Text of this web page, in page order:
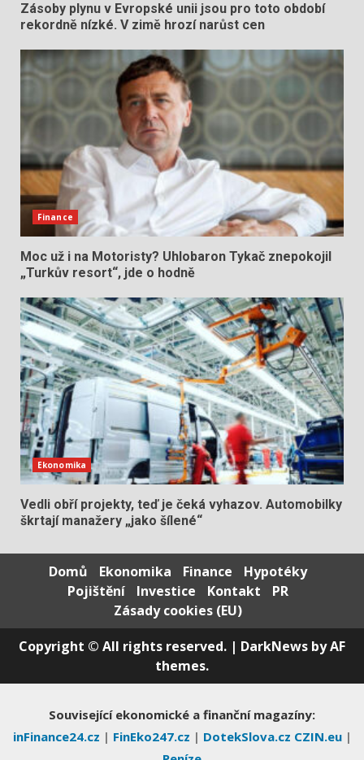
Zásoby plynu v Evropské unii jsou pro toto období
rekordně nízké. V zimě hrozí narůst cen
Finance
Moc už i na Motoristy? Uhlobaron Tykač znepokojil
„Turkův resort“, jde o hodně
Ekonomika
Vedli obří projekty, teď je čeká vyhazov. Automobilky
škrtají manažery „jako šílené“
Domů Ekonomika Finance
Hypotéky
Pojištění
Investice Kontakt
PR
Zásady cookies (EU)
Copyright © All rights reserved. | DarkNews by AF
themes.
Související ekonomické a finanční magazíny:
inFinance24.cz | FinEko247.cz | DotekSlova.cz CZIN.eu |